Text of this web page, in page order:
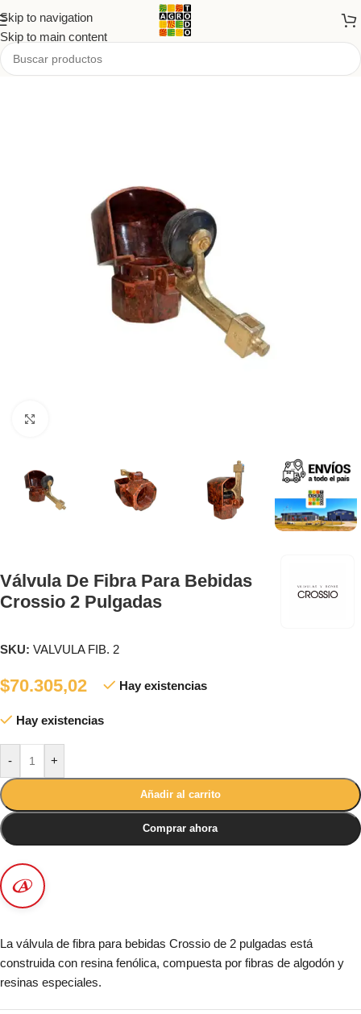
Skip to navigation
Skip to main content
Tienda
Válvula De Fibra Para Bebidas
Crossio 2 Pulgadas
SKU: VALVULA FIB. 2
$70.305,02 Hay existencias
Hay existencias
- +
Añadir al carrito
Comprar ahora
La válvula de fibra para bebidas Crossio de 2 pulgadas está
construida con resina fenólica, compuesta por fibras de algodón y
resinas especiales.